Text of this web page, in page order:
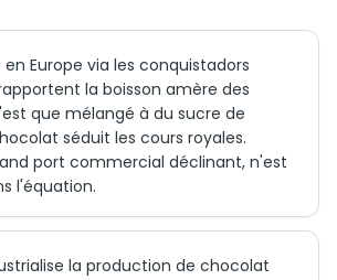
Europe via les conquistadors
la boisson amère des
que mélangé à du sucre de
séduit les cours royales.
port commercial déclinant, n'est
l'équation.
la production de chocolat